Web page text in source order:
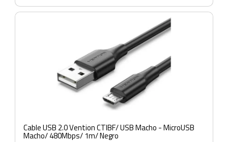
Cable USB 2.0 Vention CTIBF/ USB Macho - MicroUSB
Macho/ 480Mbps/ 1m/ Negro